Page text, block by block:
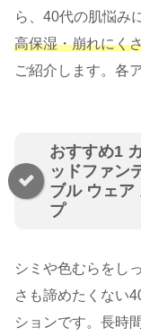
ら、40代の肌悩み
高保湿・崩れにく
ご紹介します。各
おすすめ1
ッドファン
ブル ウェア
プ
シミや色むらをし
さも諦めたくない
ションです。長時